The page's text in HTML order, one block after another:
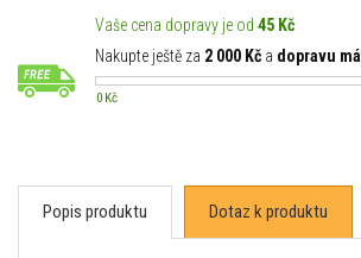
Vaše cena dopravy je od 45 Kč
Nakupte ještě za 2 000 Kč a dopravu
0 Kč
Popis produktu Dotaz k produktu